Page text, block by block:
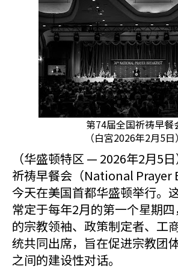
第74届全国祈祷早餐
（白宮2026年2月5日）
（华盛顿特区 — 2026年2月5
祈祷早餐会（National Prayer
今天在美国首都华盛顿举行。
常定于每年2月的第一个星期
的宗教领袖、政策制定者、工
统共同出席，旨在促进宗教团
之间的建设性对话。